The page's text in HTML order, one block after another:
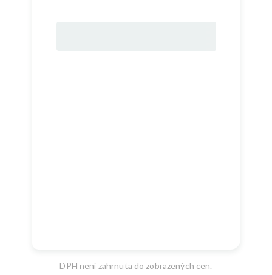
DPH není zahrnuta do zobrazených cen.